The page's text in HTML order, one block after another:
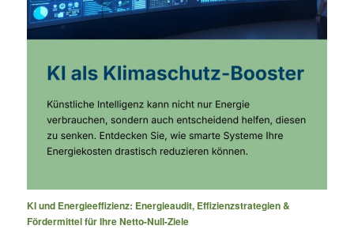
KI und Energieeffizienz: Energieaudit, Effizienzstrategien &
Fördermittel für Ihre Netto-Null-Ziele